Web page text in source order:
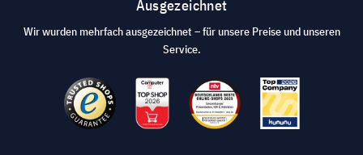
Ausgezeichnet
Wir wurden mehrfach ausgezeichnet – für unsere Preise und unseren
Service.